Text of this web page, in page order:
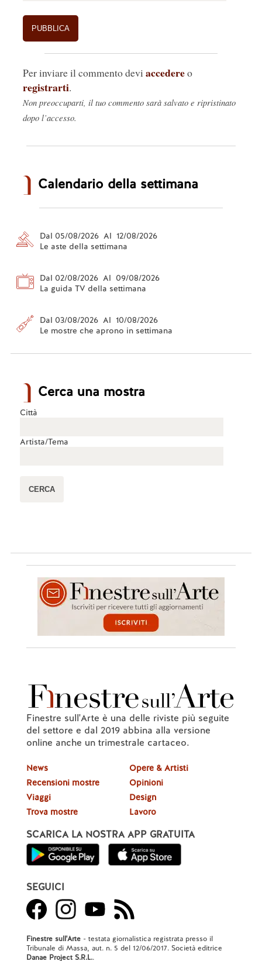
Per inviare il commento devi accedereo
registrarti.
Non preoccuparti, il tuo commento sarà salvato e ripristinato
dopo l’accesso.
Calendario della settimana
Dal 05/08/2026 Al 12/08/2026
Le aste della settimana
Dal 02/08/2026 Al 09/08/2026
La guida TV della settimana
Dal 03/08/2026 Al 10/08/2026
Le mostre che aprono in settimana
Cerca una mostra
Città
Artista/Tema
Finestre sull'Arte è una delle riviste più seguite
del settore e dal 2019 abbina alla versione
online anche un trimestrale cartaceo.
News
Recensioni mostre
Viaggi
Trova mostre
Opere & Artisti
Opinioni
Design
Lavoro
SCARICA LA NOSTRA APP GRATUITA
SEGUICI
Finestre sull'Arte- testata giornalistica registrata presso il
Tribunale di Massa, aut. n. 5 del 12/06/2017. Società editrice
Danae Project S.R.L..